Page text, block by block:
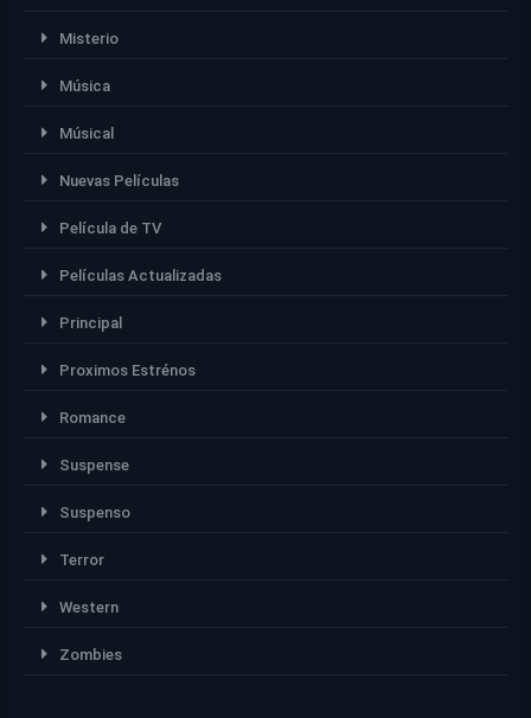
Misterio
Música
Músical
Nuevas Películas
Película de TV
Películas Actualizadas
Principal
Proximos Estrénos
Romance
Suspense
Suspenso
Terror
Western
Zombies